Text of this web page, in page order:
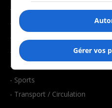
- Économie
- Éducation
- Environnement
- Faits divers
- Santé et bien-être
- Sports
- Transport / Circulation
Gérer vos